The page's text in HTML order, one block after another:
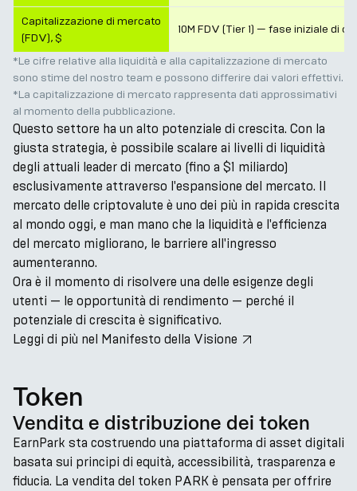
Capitalizzazione di mercato
(FDV), $
10M FDV (Tier 1) — fase iniziale di
*Le cifre relative alla liquidità e alla capitalizzazione di mercato
sono stime del nostro team e possono differire dai valori effettivi.
*La capitalizzazione di mercato rappresenta dati approssimativi
al momento della pubblicazione.
Questo settore ha un alto potenziale di crescita. Con la
giusta strategia, è possibile scalare ai livelli di liquidità
degli attuali leader di mercato (fino a $1 miliardo)
esclusivamente attraverso l'espansione del mercato. Il
mercato delle criptovalute è uno dei più in rapida crescita
al mondo oggi, e man mano che la liquidità e l'efficienza
del mercato migliorano, le barriere all'ingresso
aumenteranno.
Ora è il momento di risolvere una delle esigenze degli
utenti — le opportunità di rendimento — perché il
potenziale di crescita è significativo.
Leggi di più nel Manifesto della Visione
Token
Vendita e distribuzione dei token
EarnPark sta costruendo una piattaforma di asset digitali
basata sui principi di equità, accessibilità, trasparenza e
fiducia. La vendita del token PARK è pensata per offrire